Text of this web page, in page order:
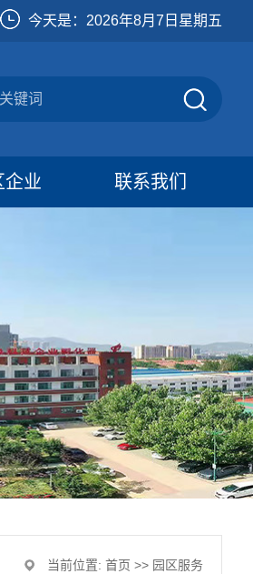
今天是： 2026年8月7日星期五
企业 联系我们
当前位置:首页 >> 园区服务